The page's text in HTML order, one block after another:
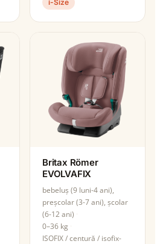
i-Size
Britax Römer
EVOLVAFIX
bebeluș (9 luni-4 ani),
preșcolar (3-7 ani), școlar
(6-12 ani)
0–36 kg
ISOFIX / centură / isofix-